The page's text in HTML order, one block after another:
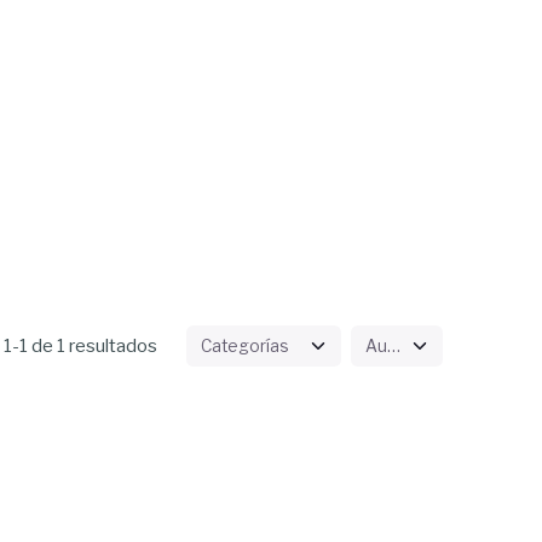
1 de 1 resultados